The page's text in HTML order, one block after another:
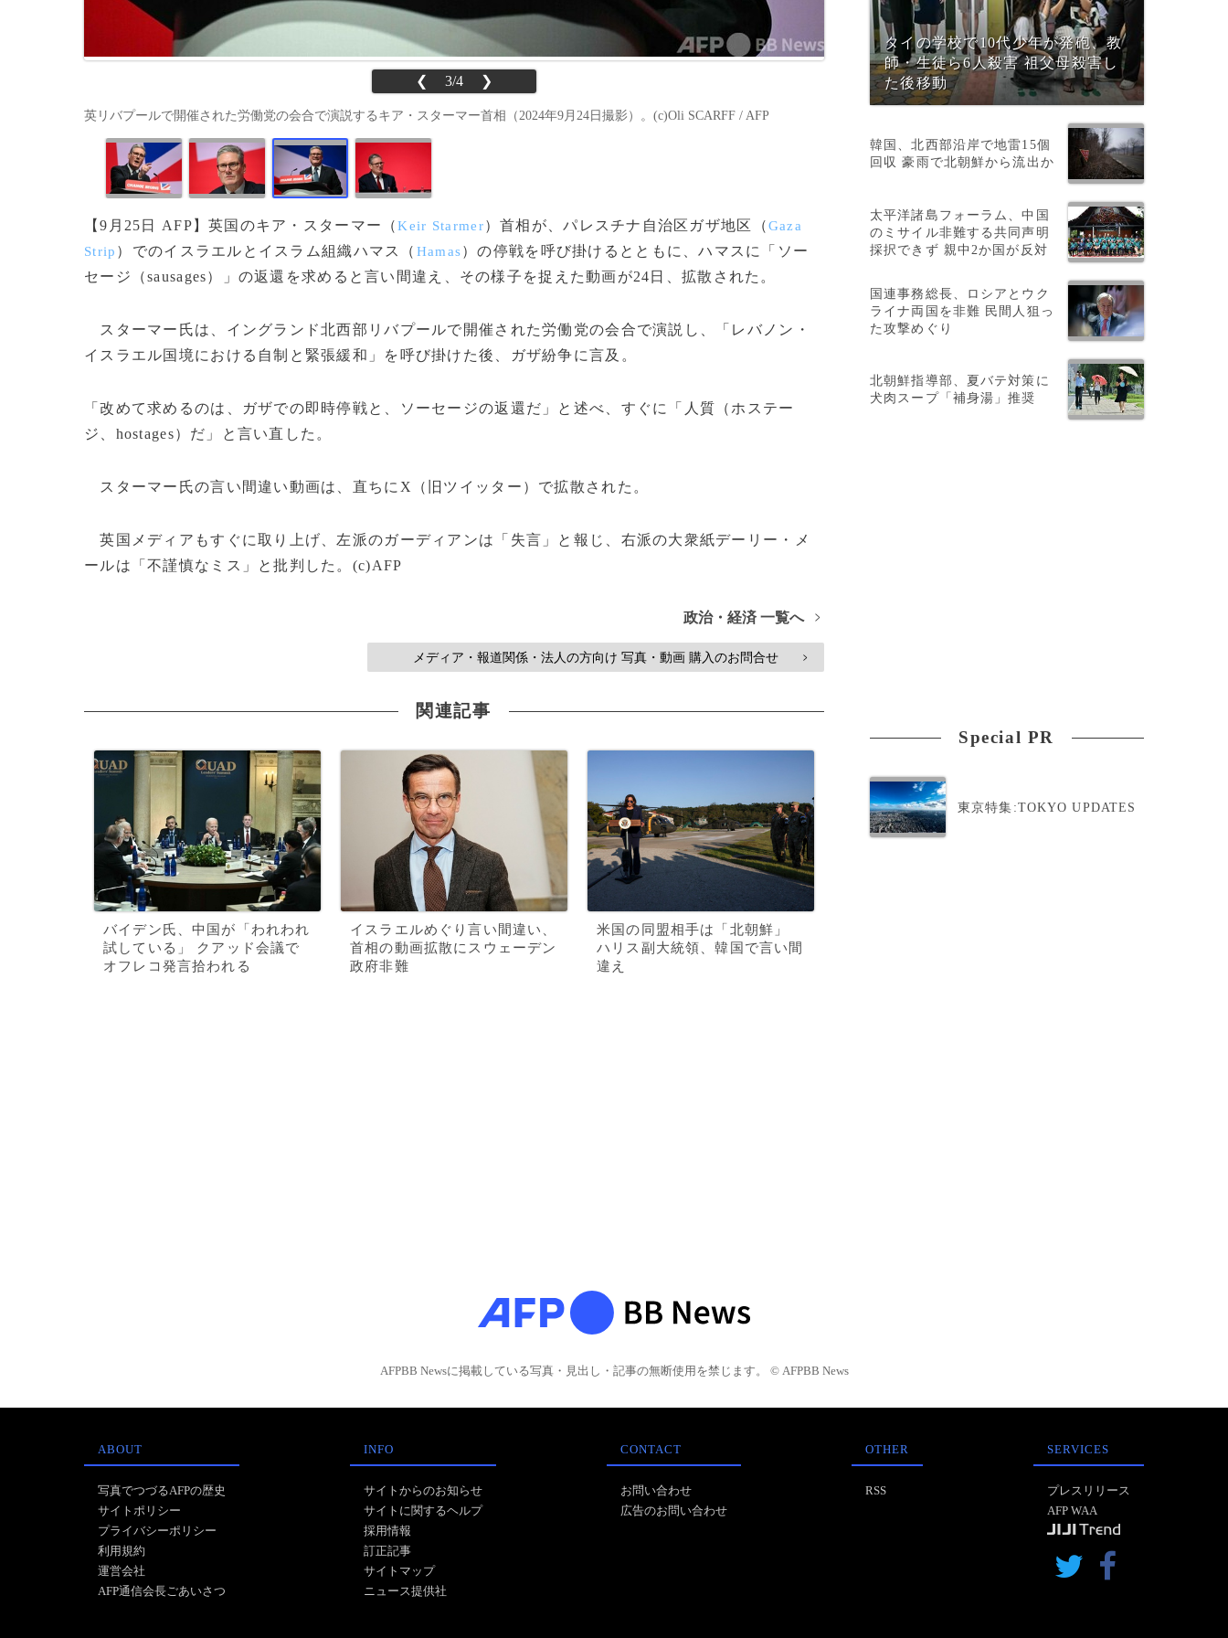
❮ 3/4 ❯
英リバプールで開催された労働党の会合で演説するキア・スターマー首相（2024年9月24日撮影）。(c)Oli SCARFF / AFP
【9月25日 AFP】英国のキア・スターマー（Keir Starmer）首相が、パレスチナ自治区ガザ地区（Gaza
Strip ）でのイスラエルとイスラム組織ハマス（ Hamas）の停戦を呼び掛けるとともに、ハマスに「ソー
セージ（sausages）」の返還を求めると言い間違え、その様子を捉えた動画が24日、拡散された。
スターマー氏は、イングランド北西部リバプールで開催された労働党の会合で演説し、「レバノン・
イスラエル国境における自制と緊張緩和」を呼び掛けた後、ガザ紛争に言及。
「改めて求めるのは、ガザでの即時停戦と、ソーセージの返還だ」と述べ、すぐに「人質（ホステー
ジ、hostages）だ」と言い直した。
スターマー氏の言い間違い動画は、直ちにX（旧ツイッター）で拡散された。
英国メディアもすぐに取り上げ、左派のガーディアンは「失言」と報じ、右派の大衆紙デーリー・メ
ールは「不謹慎なミス」と批判した。(c)AFP
政治・経済 一覧へ >
メディア・報道関係・法人の方向け 写真・動画 購入のお問合せ >
関連記事
バイデン氏、中国が「われわれ
試している」 クアッド会議で
オフレコ発言拾われる
イスラエルめぐり言い間違い、
首相の動画拡散にスウェーデン
政府非難
米国の同盟相手は「北朝鮮」
ハリス副大統領、韓国で言い間
違え
タイの学校で10代少年が発砲、教
師・生徒ら6人殺害 祖父母殺害し
た後移動
韓国、北西部沿岸で地雷15個
回収 豪雨で北朝鮮から流出か
太平洋諸島フォーラム、中国
のミサイル非難する共同声明
採択できず 親中2か国が反対
国連事務総長、ロシアとウク
ライナ両国を非難 民間人狙っ
た攻撃めぐり
北朝鮮指導部、夏バテ対策に
犬肉スープ「補身湯」推奨
Special PR
東京特集:TOKYO UPDATES
AFPBB Newsに掲載している写真・見出し・記事の無断使用を禁じます。 © AFPBB News
ABOUT
写真でつづるAFPの歴史
サイトポリシー
プライバシーポリシー
利用規約
運営会社
AFP通信会長ごあいさつ
INFO
サイトからのお知らせ
サイトに関するヘルプ
採用情報
訂正記事
サイトマップ
ニュース提供社
CONTACT
お問い合わせ
広告のお問い合わせ
OTHER
RSS
SERVICES
プレスリリース
AFP WAA